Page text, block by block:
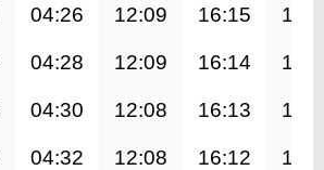
04:26 12:09 16:15
04:28 12:09 16:14
04:30 12:08 16:13
04:32 12:08 16:12